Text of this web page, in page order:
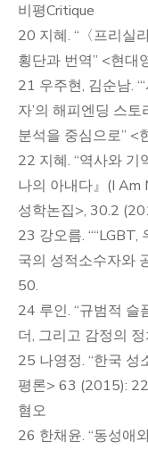
비평Critique
20 지혜. “〈프리실
횡단과 번역” <현
21 우주현, 김순남.
자’의 해피엔딩 스
분석을 중심으로”
22 지혜. “역사와
나의 아내다』(I Am
성학논집>, 30.2
23 강오름. ““LGBT,
국의 성적소수자와
50.
24 루인. “규범적 슬
더, 그리고 감정의
25 나영정. “한국 성
평론> 63 (2015):
혐오
26 한채윤. “동성애